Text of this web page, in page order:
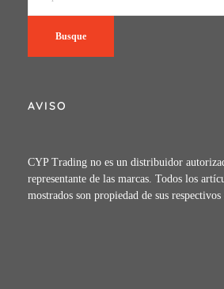
Busque
AVISO
CYP Trading no es un distribuidor
representante de las marcas. Todos los
mostrados son propiedad de sus respectivos